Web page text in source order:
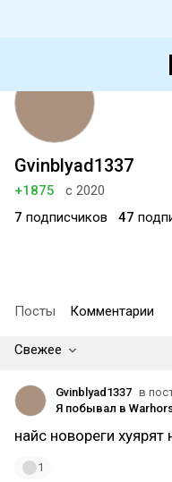
Gvinblyad1337
+1875
с 2020
7 подписчиков 47
Посты Комментарии
Свежее
Gvinblyad1337 в
найс новореги
1